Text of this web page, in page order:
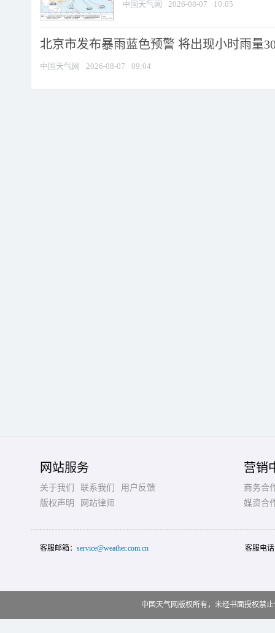
中国天气网 2026-08-07 10:05
北京市发布暴雨蓝色预警 将出现小时雨量
中国天气网 2026-08-07 09:04
网站服务
关于我们 联系我们
用户反馈
版权声明
网站律师
营销
商务合
媒资合
客服邮箱： service@weather.com.cn 客服电
中国天气网版权所有，未经书面授权